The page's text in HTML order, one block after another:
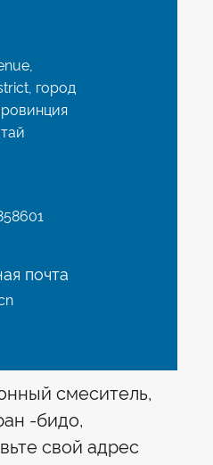
город
почта
смеситель,
-бидо,
свой адрес